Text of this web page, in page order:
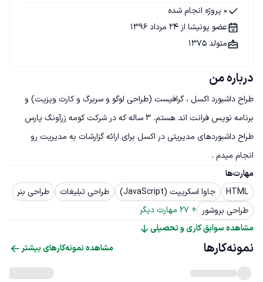
درباره من
طراح داشبورد اکسل ، گرافیست (طراحی لوگو و سربرگ و کارت ویزیت) و
برنامه نویس فرانت اند هستم. 3 ساله که در شرکت کومه زرآونگ پارس
طراح داشبوردهای مدیریتی در اکسل برای ارائه گزارشات به مدیریت رو
انجام میدم .
مهارت‌ها
HTML
جاوا اسکریپت (JavaScript) طراحی تبلیغات
طراحی بنر
طراحی بروشور +
27 مهارت دیگر
مشاهده سوابق کاری و تحصیلی
0 پروژه انجام شده
عضو پونیشا از 24 مرداد 1396
متولد 1375
نمونه‌کارها مشاهده نمونه‌کارهای بیشتر